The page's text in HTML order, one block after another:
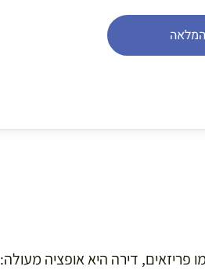
דירה היא אופציה מעולה: